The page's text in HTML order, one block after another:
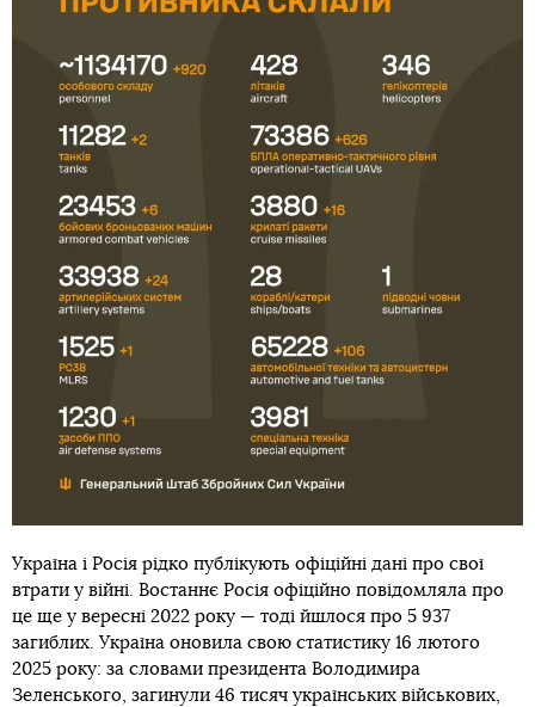
Україна і Росія рідко публікують офіційні дані про свої
втрати у війні. Востаннє Росія офіційно повідомляла про
це ще у вересні 2022 року — тоді йшлося про 5 937
загиблих. Україна оновила свою статистику 16 лютого
2025 року: за словами президента Володимира
Зеленського, загинули 46 тисяч українських військових,